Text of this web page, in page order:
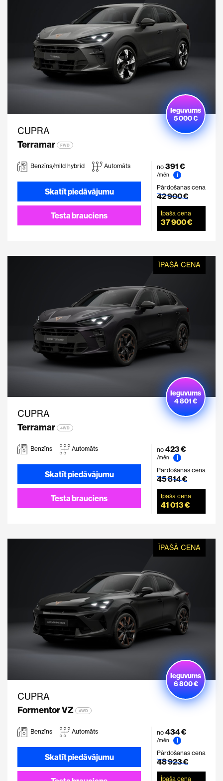
CUPRA
Terramar
FWD
Ieguvums
5 000 €
Benzīns/mild hybrid Automāts
Skatīt piedāvājumu
Testa brauciens
no 391 €
/mēn
i
Pārdošanas cena
42 900 €
Īpaša cena
37 900 €
ĪPAŠĀ CENA
CUPRA
Terramar
4WD
Ieguvums
4 801 €
Benzīns Automāts
Skatīt piedāvājumu
Testa brauciens
no 423 €
/mēn
i
Pārdošanas cena
45 814 €
Īpaša cena
41 013 €
ĪPAŠĀ CENA
CUPRA
Formentor VZ
4WD
Ieguvums
6 800 €
Benzīns Automāts
Skatīt piedāvājumu
no 434 €
/mēn
i
Pārdošanas cena
48 923 €
Īpaša cena